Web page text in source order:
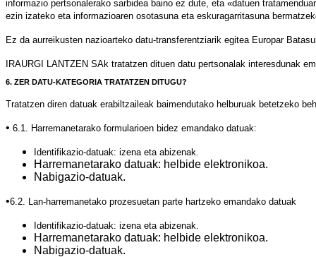
informazio pertsonalerako sarbidea baino ez dute, eta «datuen
ezin izateko eta informazioaren osotasuna eta eskuragarritasuna
Ez da aurreikusten nazioarteko datu-transferentziarik egitea Europar
IRAURGI LANTZEN SAk tratatzen dituen datu pertsonalak interesdunak
6. ZER DATU-KATEGORIA TRATATZEN DITUGU?
Tratatzen diren datuak erabiltzaileak baimendutako helburuak betetzeko
• 6.1. Harremanetarako formularioen bidez emandako datuak:
Identifikazio-datuak: izena eta abizenak.
Harremanetarako datuak: helbide elektronikoa.
Nabigazio-datuak.
•6.2. Lan-harremanetako prozesuetan parte hartzeko emandako datuak
Identifikazio-datuak: izena eta abizenak.
Harremanetarako datuak: helbide elektronikoa.
Nabigazio-datuak.